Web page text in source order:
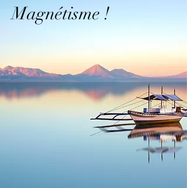
Magnétisme !